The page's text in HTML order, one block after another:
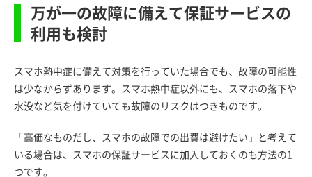
万が一の故障に備えて保証サービスの
利用も検討
スマホ熱中症に備えて対策を行っていた場合でも、故障の可能性
は少なからずあります。スマホ熱中症以外にも、スマホの落下や
水没など気を付けていても故障のリスクはつきものです。
「高価なものだし、スマホの故障での出費は避けたい」と考えて
いる場合は、スマホの保証サービスに加入しておくのも方法の1
つです。